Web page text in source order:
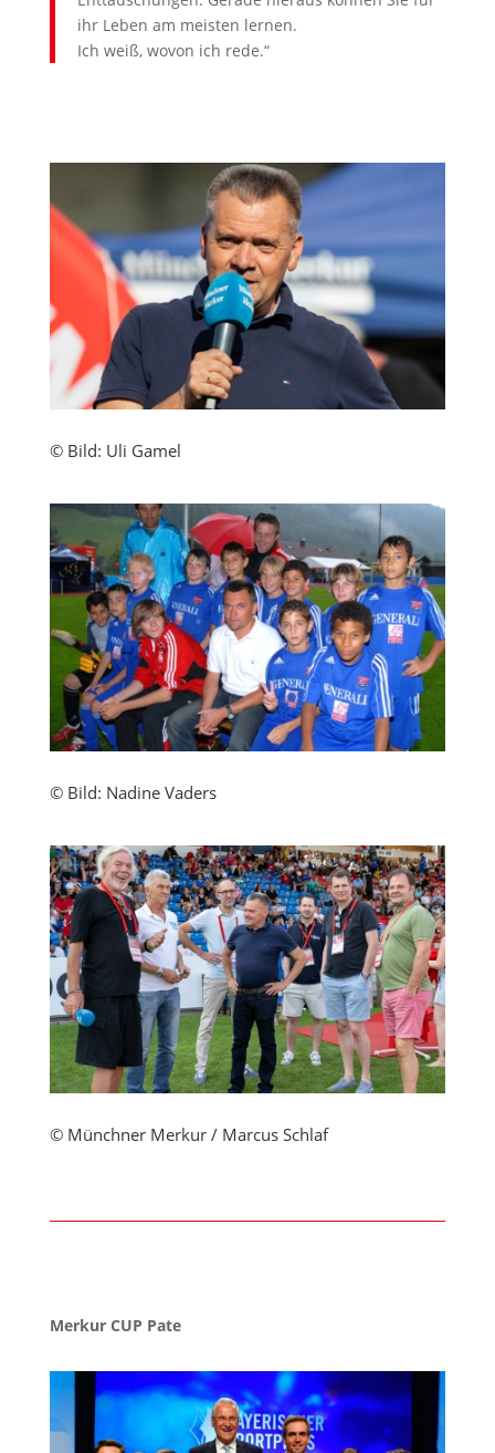
ihr Leben am meisten lernen.
Ich weiß, wovon ich rede.“
© Bild: Uli Gamel
© Bild: Nadine Vaders
© Münchner Merkur / Marcus Schlaf
Merkur CUP Pate